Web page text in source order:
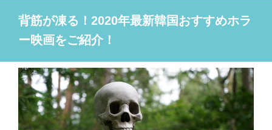
背筋が凍る！2020年最新韓国おすすめホラ
ー映画をご紹介！